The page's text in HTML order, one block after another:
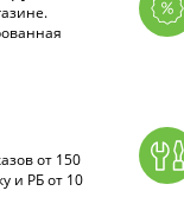
от 150
и РБ от 10